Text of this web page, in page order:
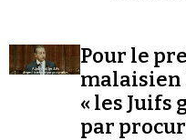
Pour le
malaisien
« les Juifs
par